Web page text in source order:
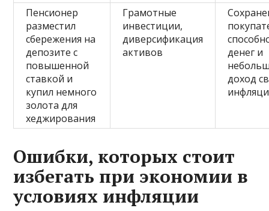
Пенсионер
разместил
сбережения на
депозите с
повышенной
ставкой и
купил немного
золота для
хеджирования
Грамотные
инвестиции,
диверсификация
активов
денег и
доход
Ошибки, которых стоит
избегать при экономии в
условиях инфляции